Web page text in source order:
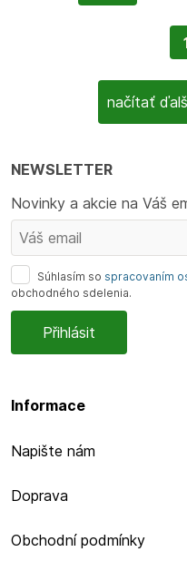
načítať
NEWSLETTER
Novinky a akcie na Váš
Súhlasím so spracovaním
obchodného sdelenia.
Informace
Napište nám
Doprava
Obchodní podmínky